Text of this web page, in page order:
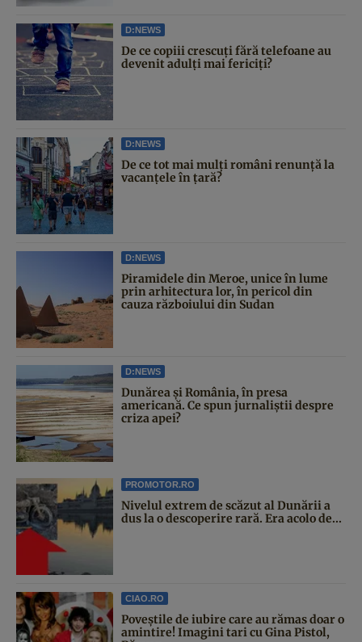
D:NEWS
De ce copiii crescuți fără telefoane au
devenit adulți mai fericiți?
D:NEWS
De ce tot mai mulți români renunță la
vacanțele în țară?
D:NEWS
Piramidele din Meroe, unice în lume
prin arhitectura lor, în pericol din
cauza războiului din Sudan
D:NEWS
Dunărea și România, în presa
americană. Ce spun jurnaliștii despre
criza apei?
PROMOTOR.RO
Nivelul extrem de scăzut al Dunării a
dus la o descoperire rară. Era acolo de...
CIAO.RO
Poveştile de iubire care au rămas doar o
amintire! Imagini tari cu Gina Pistol,